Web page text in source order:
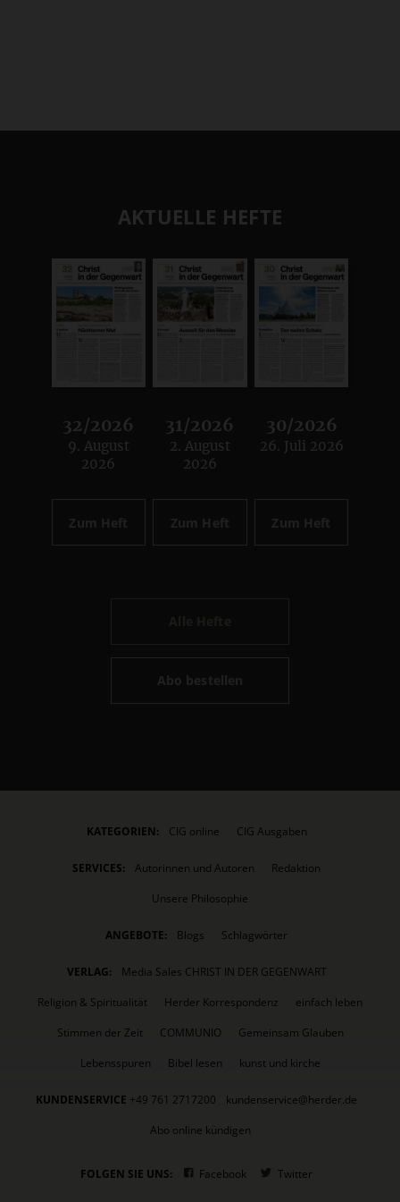
AKTUELLE HEFTE
32/2026
:
9. August
2026
Zum Heft
31/2026
:
2. August
2026
Zum Heft
30/2026
:
26. Juli 2026
Zum Heft
Abo bestellen
KATEGORIEN: CIG online CIG Ausgaben
SERVICES: Autorinnen und Autoren
Redaktion
Unsere Philosophie
ANGEBOTE: Blogs Schlagwörter
VERLAG:
Media Sales CHRIST IN DER GEGENWART
Religion & Spiritualität
Herder Korrespondenz
einfach leben
Stimmen der Zeit
COMMUNIO
Gemeinsam Glauben
Lebensspuren
Bibel lesen kunst und kirche
KUNDENSERVICE +49 761 2717200
kundenservice@herder.de
Abo online kündigen
FOLGEN SIE UNS: Facebook Twitter